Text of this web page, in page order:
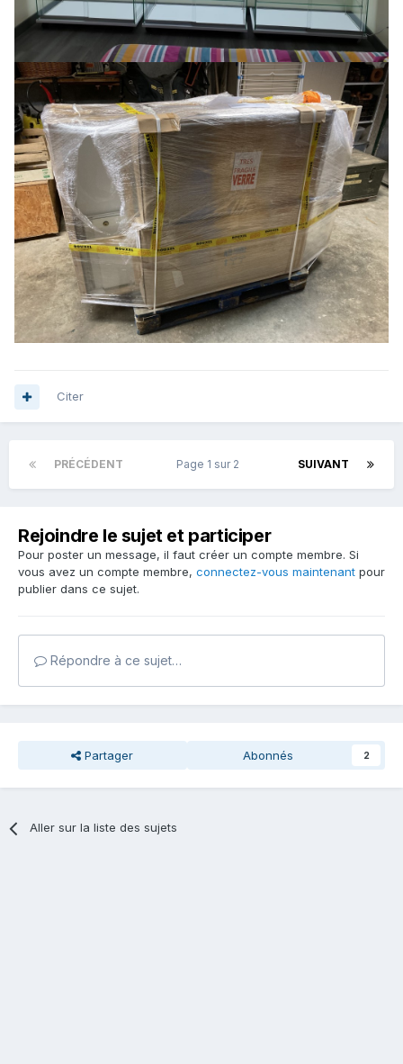
Citer
PRÉCÉDENT SUIVANT
Page 1 sur 2
Rejoindre le sujet et participer
Pour poster un message, il faut créer un compte membre. Si
vous avez un compte membre, connectez-vous maintenant pour
publier dans ce sujet.
Répondre à ce sujet…
Partager Abonnés 2
Aller sur la liste des sujets